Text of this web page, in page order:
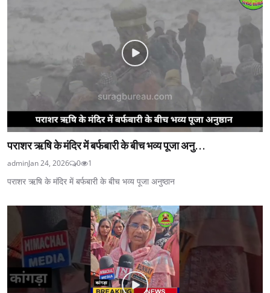
पराशर ऋषि के मंदिर में बर्फबारी के बीच भव्य पूजा अनु...
adminJan 24, 2026 0 1
पराशर ऋषि के मंदिर में बर्फबारी के बीच भव्य पूजा अनुष्ठान